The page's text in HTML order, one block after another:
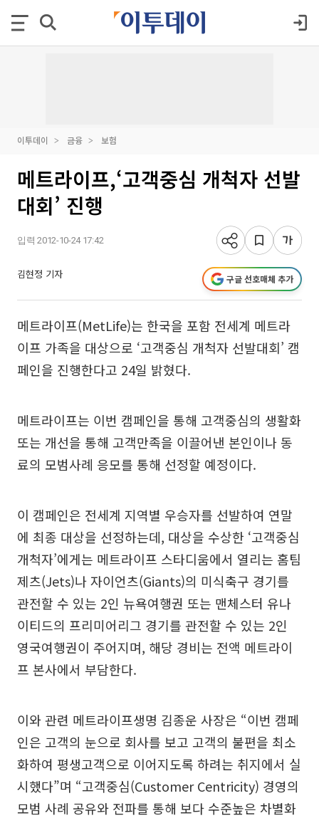
이투데이 금융 보험
메트라이프,‘고객중심 개척자 선발
대회’ 진행
입력 2012-10-24 17:42
김현정 기자 구글 선호매체 추가
메트라이프(MetLife)는 한국을 포함 전세계 메트라
이프 가족을 대상으로 ‘고객중심 개척자 선발대회’ 캠
페인을 진행한다고 24일 밝혔다.
메트라이프는 이번 캠페인을 통해 고객중심의 생활화
또는 개선을 통해 고객만족을 이끌어낸 본인이나 동
료의 모범사례 응모를 통해 선정할 예정이다.
이 캠페인은 전세계 지역별 우승자를 선발하여 연말
에 최종 대상을 선정하는데, 대상을 수상한 ‘고객중심
개척자’에게는 메트라이프 스타디움에서 열리는 홈팀
제츠(Jets)나 자이언츠(Giants)의 미식축구 경기를
관전할 수 있는 2인 뉴욕여행권 또는 맨체스터 유나
이티드의 프리미어리그 경기를 관전할 수 있는 2인
영국여행권이 주어지며, 해당 경비는 전액 메트라이
프 본사에서 부담한다.
이와 관련 메트라이프생명 김종운 사장은 “이번 캠페
인은 고객의 눈으로 회사를 보고 고객의 불편을 최소
화하여 평생고객으로 이어지도록 하려는 취지에서 실
시했다”며 “고객중심(Customer Centricity) 경영의
모범 사례 공유와 전파를 통해 보다 수준높은 차별화